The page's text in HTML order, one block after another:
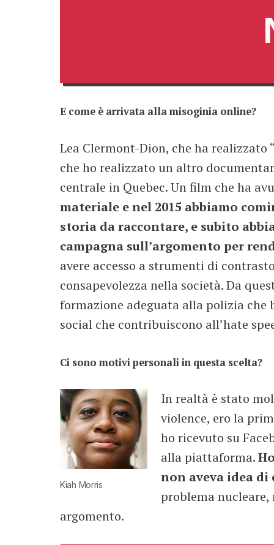
E come è arrivata alla misoginia online?
Lea Clermont-Dion, che ha realizzato
che ho realizzato un altro
centrale in Quebec. Un film che ha
materiale e nel 2015 abbiamo
storia da raccontare, e subito
campagna sull’argomento per
avere accesso a strumenti di
consapevolezza nella società. Da
formazione adeguata alla polizia che
social che contribuiscono all’hate
Ci sono motivi personali in questa scelta?
Kiah Morris
In realtà è stato
violence, ero la
ho ricevuto su
alla piattaforma.
non aveva idea di
problema
argomento.